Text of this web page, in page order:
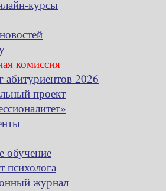
курсы
комиссия
абитуриентов 2026
проект
обучение
психолога
журнал